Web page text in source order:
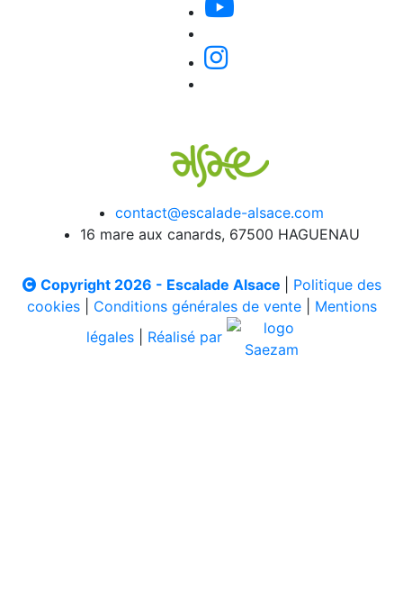
contact@escalade-alsace.com
16 mare aux canards, 67500 HAGUENAU
Copyright 2026 - Escalade Alsace
Politique des
cookies| Conditions générales de vente| Mentions
légales
Réalisé par